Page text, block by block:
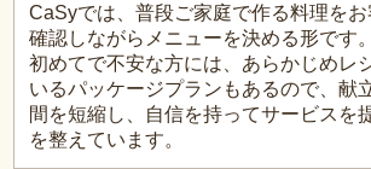
CaSyでは、普段ご家庭で作る料理を
確認しながらメニューを決める形です。
初めてで不安な方には、あらかじめレ
いるパッケージプランもあるので、献
間を短縮し、自信を持ってサービスを
を整えています。